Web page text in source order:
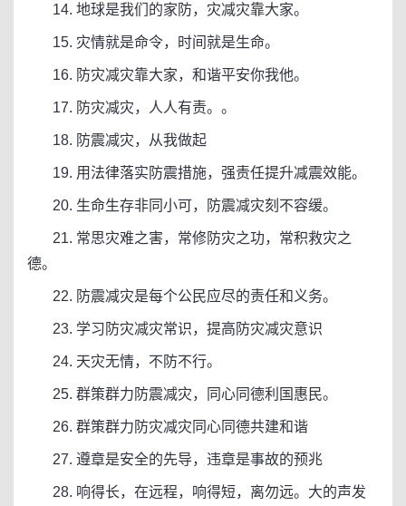
14. 地球是我们的家防，灾减灾靠大家。
15. 灾情就是命令，时间就是生命。
16. 防灾减灾靠大家，和谐平安你我他。
17. 防灾减灾，人人有责。。
18. 防震减灾，从我做起
19. 用法律落实防震措施，强责任提升减震效能。
20. 生命生存非同小可，防震减灾刻不容缓。
21. 常思灾难之害，常修防灾之功，常积救灾之
德。
22. 防震减灾是每个公民应尽的责任和义务。
23. 学习防灾减灾常识，提高防灾减灾意识
24. 天灾无情，不防不行。
25. 群策群力防震减灾，同心同德利国惠民。
26. 群策群力防灾减灾同心同德共建和谐
27. 遵章是安全的先导，违章是事故的预兆
28. 响得长，在远程，响得短，离勿远。大的声发